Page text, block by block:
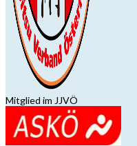
Mitglied im JJVÖ